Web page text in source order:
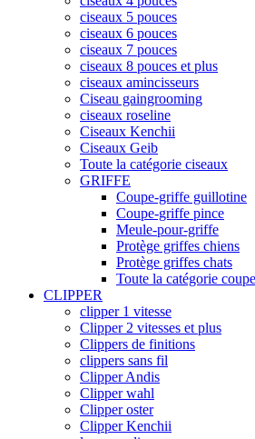
ciseaux 5 pouces
ciseaux 6 pouces
ciseaux 7 pouces
ciseaux 8 pouces et plus
ciseaux amincisseurs
Ciseau gaingrooming
ciseaux roseline
Ciseaux Kenchii
Ciseaux Geib
Toute la catégorie ciseaux
GRIFFE
Coupe-griffe guillotine
Coupe-griffe pince
Meule-pour-griffe
Protège griffes chiens
Protège griffes chats
Toute la catégorie
CLIPPER
clipper 1 vitesse
Clipper 2 vitesses et plus
Clippers de finitions
clippers sans fil
Clipper Andis
Clipper wahl
Clipper oster
Clipper Kenchii